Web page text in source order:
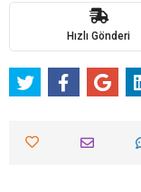
Hızlı Gönderi